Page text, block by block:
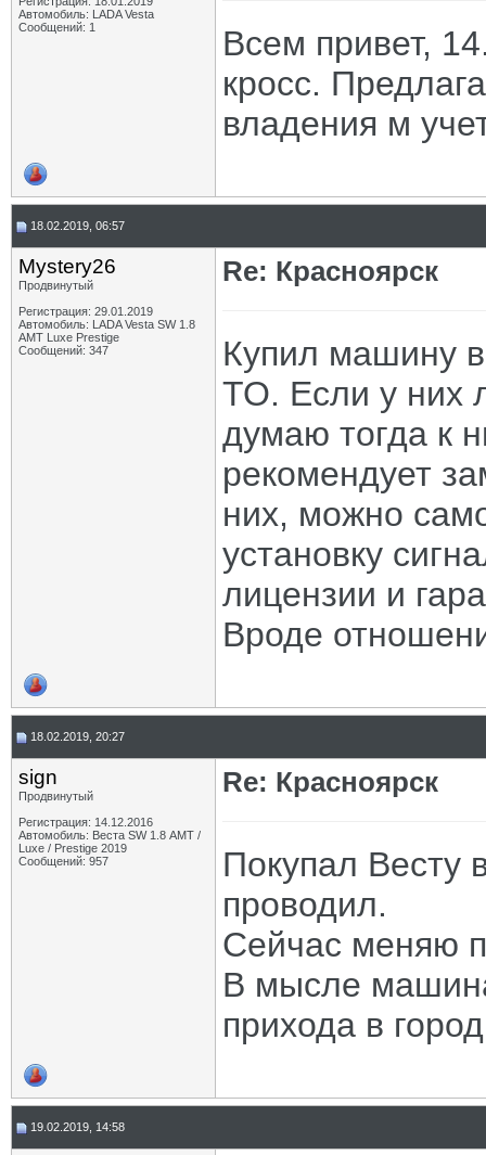
Автомобиль: LADA Vesta
Сообщений: 1
Всем привет,
кросс.
владения м
18.02.2019, 06:57
Mystery26
Продвинутый
Регистрация: 29.01.2019
Автомобиль: LADA Vesta SW 1.8
AMT Luxe Prestige
Сообщений: 347
Re: Красноярск
Купил машину в
ТО. Если у них
думаю тогда к
рекомендует
них, можно
установку
лицензии и
Вроде
18.02.2019, 20:27
sign
Продвинутый
Регистрация: 14.12.2016
Автомобиль: Веста SW 1.8 АМТ /
Luxe / Prestige 2019
Сообщений: 957
Re: Красноярск
Покупал Весту
проводил.
Сейчас меняю
В мысле
прихода в
19.02.2019, 14:58